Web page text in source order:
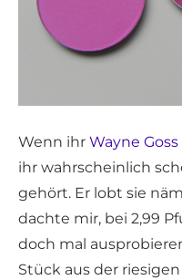
Wenn ihr Wayne
ihr wahrscheinlich
gehört. Er lobt sie
dachte mir, bei 2,99
doch mal
Stück aus der